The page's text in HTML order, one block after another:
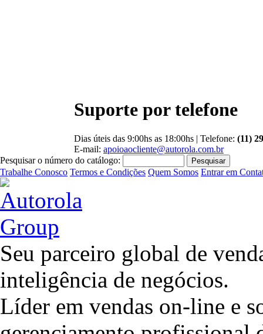
Suporte por telefone
Dias úteis das 9:00hs as 18:00hs | Telefone: (11)
E-mail: apoioaocliente@autorola.com.br
Pesquisar o número do catálogo:
Trabalhe Conosco Termos e Condições Quem Somos Entrar em
Seu parceiro global de
inteligência de negócios.
Líder em vendas on-line e